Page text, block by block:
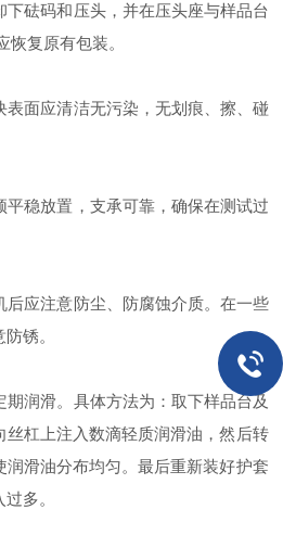
砝码和压头，并在压头座与样品台
恢复原有包装。
面应清洁无污染，无划痕、擦、碰
稳放置，支承可靠，确保在测试过
应注意防尘、防腐蚀介质。在一些
锈。
润滑。具体方法为：取下样品台及
丝杠上注入数滴轻质润滑油，然后转
滑油分布均匀。最后重新装好护套
多。